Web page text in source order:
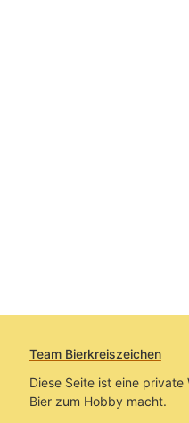
Team Bierkreiszeichen
Diese Seite ist eine
Bier zum Hobby macht.